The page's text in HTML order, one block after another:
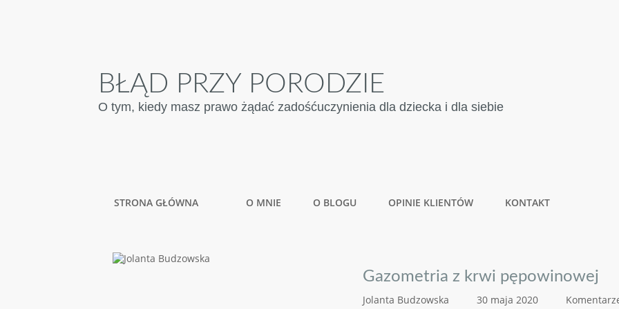
BŁĄD PRZY PORODZIE
O tym, kiedy masz prawo żądać zadośćuczynienia dla dziecka i dla siebie
STRONA GŁÓWNA O MNIE O BLOGU OPINIE KLIENTÓW KONTAKT
Gazometria z krwi pępowinowej
Jolanta Budzowska 30 maja 2020